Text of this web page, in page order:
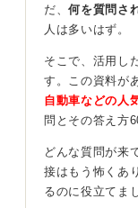
うちの会社では
するかもしれま
頭が真っ白にな
一概にいえませ
い」という部分
容はすぐに忘れ
す。その印象を
拶」です。
だ、何を質問さ
人は多いはず。
そこで、活用し
す。この資料が
自動車などの人
問とその答え方
どんな質問が来
接はもう怖くあ
るのに役立てま